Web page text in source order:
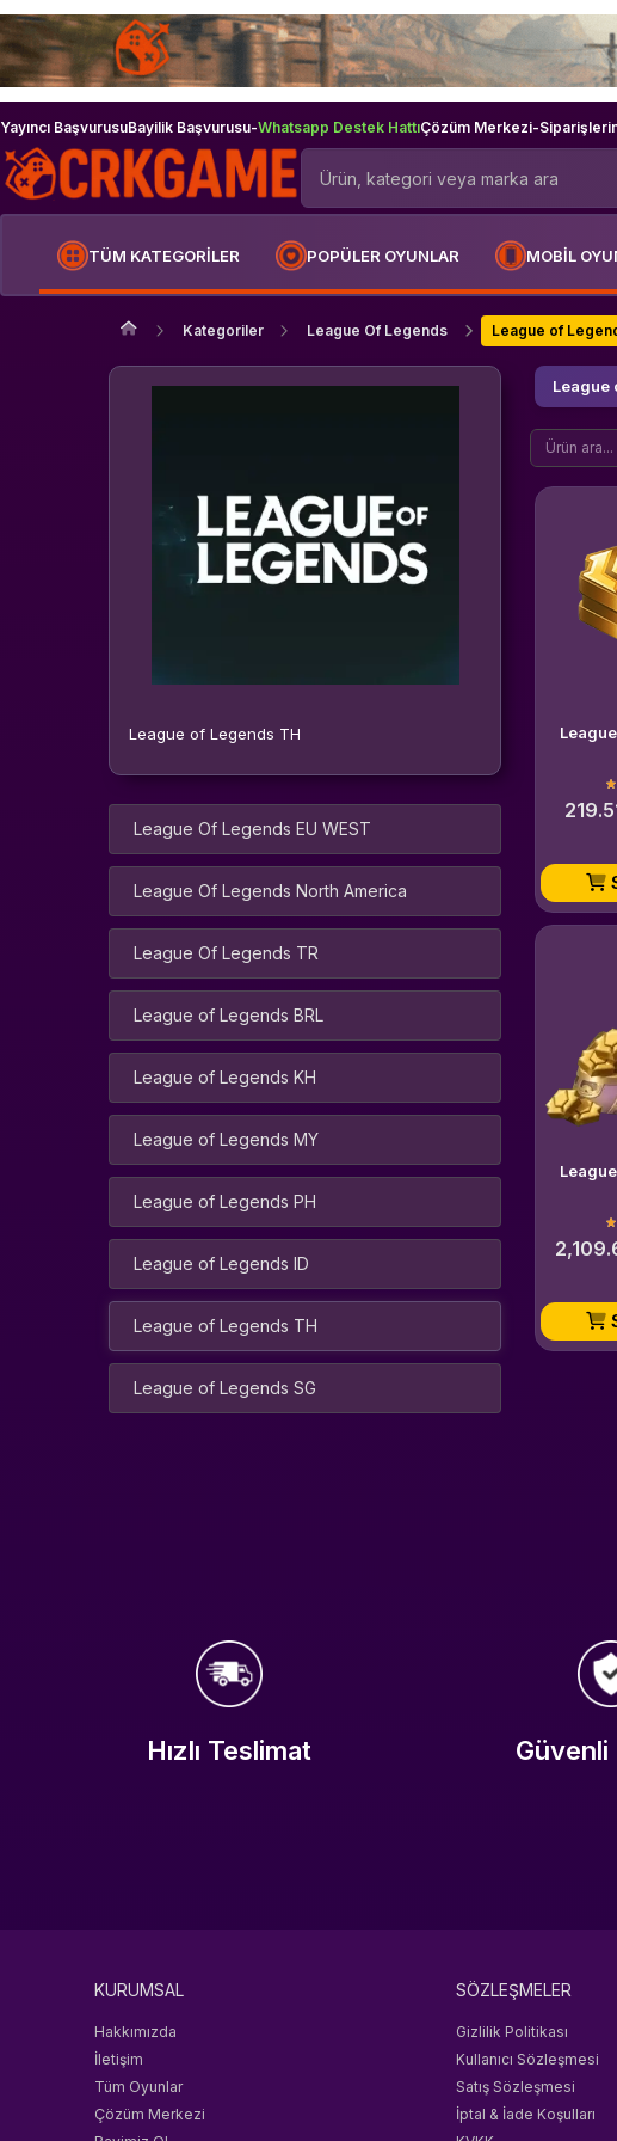
Yayıncı BaşvurusuBayilik Başvurusu-Whatsapp Destek HattıÇözüm Merkezi-
TÜM KATEGORİLER POPÜLER OYUNLAR MOBİL
Kategoriler League Of Legends League of
League of Legends TH
League Of Legends EU WEST
League Of Legends North America
League Of Legends TR
League of Legends BRL
League of Legends KH
League of Legends MY
League of Legends PH
League of Legends ID
League of Legends TH
League of Legends SG
League
Hızlı Teslimat Güvenli
KURUMSAL
Hakkımızda
İletişim
Tüm Oyunlar
Çözüm Merkezi
SÖZLEŞMELER
Gizlilik Politikası
Kullanıcı Sözleşmesi
Satış Sözleşmesi
İptal & İade Koşulları